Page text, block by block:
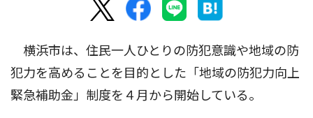
横浜市は、住民一人ひとりの防犯意識や地域の防
犯力を高めることを目的とした「地域の防犯力向上
緊急補助金」制度を４月から開始している。